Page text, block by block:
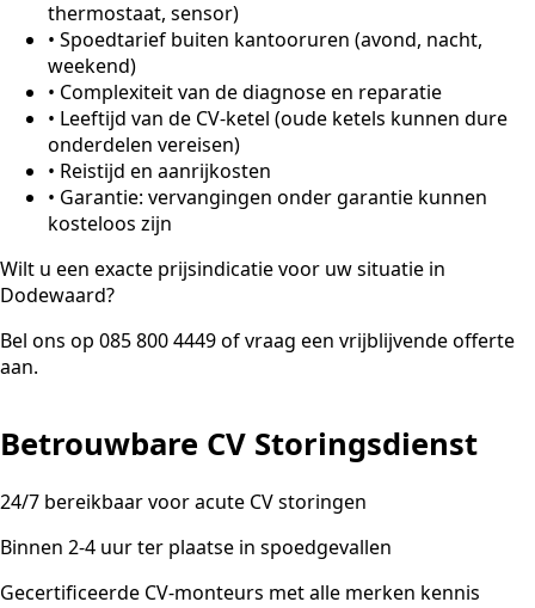
thermostaat, sensor)
• Spoedtarief buiten kantooruren (avond, nacht,
weekend)
• Complexiteit van de diagnose en reparatie
• Leeftijd van de CV-ketel (oude ketels kunnen dure
onderdelen vereisen)
• Reistijd en aanrijkosten
• Garantie: vervangingen onder garantie kunnen
kosteloos zijn
Wilt u een exacte prijsindicatie voor uw situatie in
Dodewaard?
Bel ons op 085 800 4449 of vraag een vrijblijvende offerte
aan.
Betrouwbare CV Storingsdienst
24/7 bereikbaar voor acute CV storingen
Binnen 2-4 uur ter plaatse in spoedgevallen
Gecertificeerde CV-monteurs met alle merken kennis